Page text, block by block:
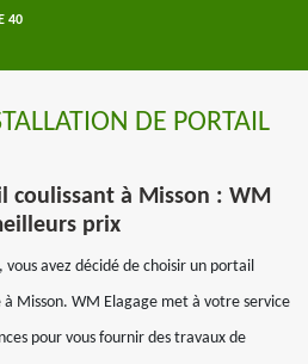
40
DE PORTAIL
coulissant à Misson : WM
prix
vous avez décidé de choisir un portail
Misson. WM Elagage met à votre service
pour vous fournir des travaux de